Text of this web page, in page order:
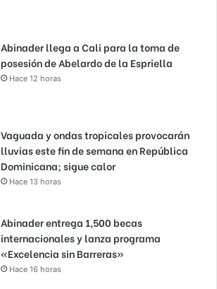
Abinader llega a Cali para la toma de
posesión de Abelardo de la Espriella
Hace 12 horas
Vaguada y ondas tropicales provocarán
lluvias este fin de semana en República
Dominicana; sigue calor
Hace 13 horas
Abinader entrega 1,500 becas
internacionales y lanza programa
«Excelencia sin Barreras»
Hace 16 horas